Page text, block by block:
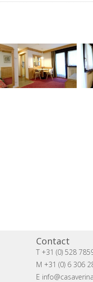
Contact
T +31 (0) 528
M +31 (0) 6 306
E